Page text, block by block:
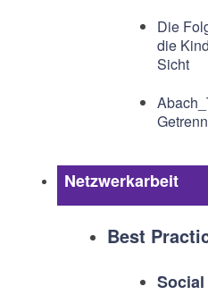
Die
die
Sicht
Netzwerkarbeit
Best